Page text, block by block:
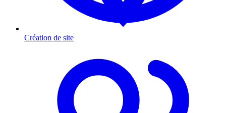
Création de site